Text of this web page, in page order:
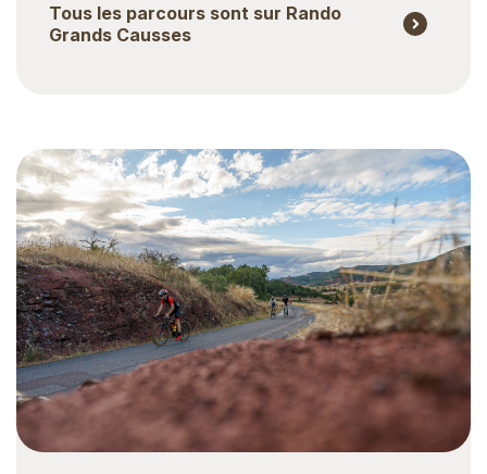
Tous les parcours sont sur Rando
Grands Causses